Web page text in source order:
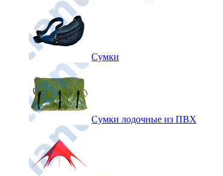
Сумки
Сумки лодочные из ПВХ